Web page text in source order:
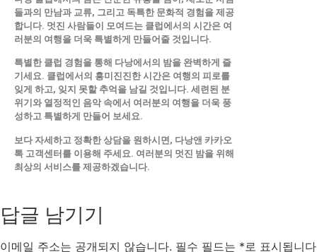
들과의 만남과 교류, 그리고 독특한 문화적 경험을 제공
합니다. 멋진 사람들이 모여드는 클럽에서의 시간은 여
러분의 여행을 더욱 특별하게 만들어줄 것입니다.
특별한 클럽 경험을 통해 다낭에서의 밤을 완벽하게 즐
기세요. 클럽에서의 흥미진진한 시간은 여행의 피로를
잊게 하고, 잊지 못할 추억을 남길 것입니다. 세련된 분
위기와 열정적인 음악 속에서 여러분의 여행을 더욱 풍
성하고 특별하게 만들어 보세요.
보다 자세하고 정확한 상담을 원하시면, 다낭앤 카카오
톡 고객센터를 이용해 주세요. 여러분의 멋진 밤을 위해
최상의 서비스를 제공하겠습니다.
답글 남기기
이메일 주소는 공개되지 않습니다. 필수 필드는 *로 표시됩니다